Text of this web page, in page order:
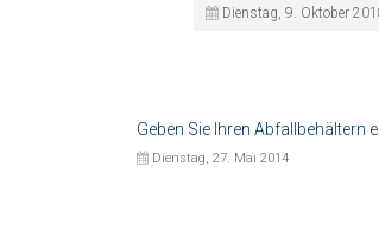
Dienstag, 9. Oktober
Geben Sie Ihren Abfallbehältern
Dienstag, 27. Mai 2014